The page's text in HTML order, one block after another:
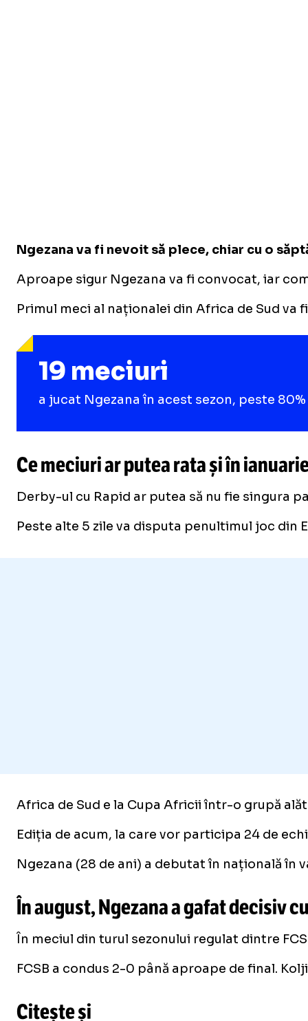
Ngezana va fi nevoit să plece, chiar cu o
Aproape sigur Ngezana va fi convocat, iar
Primul meci al naționalei din Africa de Sud va
19 meciuri
a jucat Ngezana în acest sezon, peste
Ce meciuri ar putea rata și în
Derby-ul cu Rapid ar putea să nu fie singura
Peste alte 5 zile va disputa penultimul joc din
Africa de Sud e la Cupa Africii într-o grupă
Ediția de acum, la care vor participa 24 de
Ngezana (28 de ani) a debutat în națională
În august, Ngezana a gafat decisiv
În meciul din turul sezonului regulat dintre
FCSB a condus 2-0 până aproape de final.
Citește și